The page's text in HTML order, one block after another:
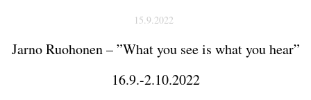
15.9.2022
Jarno Ruohonen – ”What you see is what you hear”
16.9.-2.10.2022